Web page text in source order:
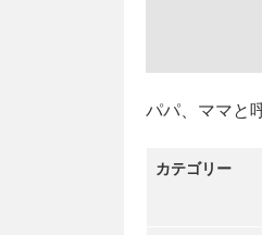
パパ、ママと
カテゴリー